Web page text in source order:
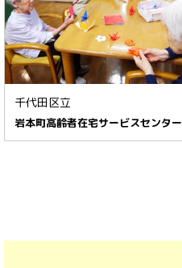
千代田区立
岩本町高齢者在宅サービスセンター